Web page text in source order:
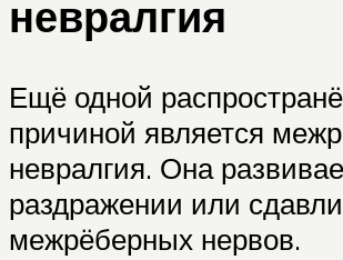
невралгия
Ещё одной
причиной является
невралгия. Она
раздражении или
межрёберных нервов.